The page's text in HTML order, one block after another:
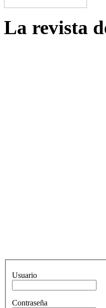
La revista
Usuario
Contraseña